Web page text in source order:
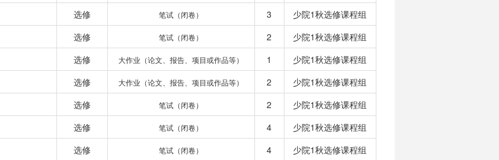
选修 笔试（闭卷） 3
少院1秋选修课程组
选修 笔试（闭卷） 2
少院1秋选修课程组
选修 大作业（论文、报告、项目或作品等） 1
少院1秋选修课程组
选修 大作业（论文、报告、项目或作品等） 2
少院1秋选修课程组
选修 笔试（闭卷） 2
少院1秋选修课程组
选修 笔试（闭卷） 4
少院1秋选修课程组
选修 笔试（闭卷） 4
少院1秋选修课程组